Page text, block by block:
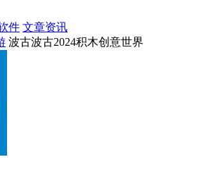
件 文章资讯
波古波古2024积木创意世界